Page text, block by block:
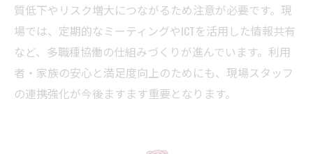
質低下やリスク増大につながるため注意が必要です。現
場では、定期的なミーティングやICTを活用した情報共有
など、多職種協働の仕組みづくりが進んでいます。利用
者・家族の安心と満足度向上のためにも、現場スタッフ
の連携強化が今後ますます重要となります。